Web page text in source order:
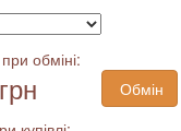
обміні:
Обмін